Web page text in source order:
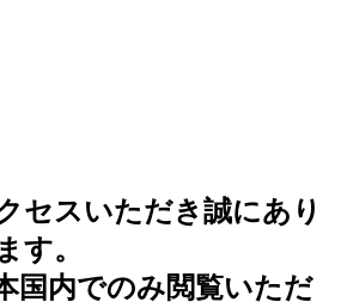
セスいただき誠にあり
す。
国内でのみ閲覧いただ